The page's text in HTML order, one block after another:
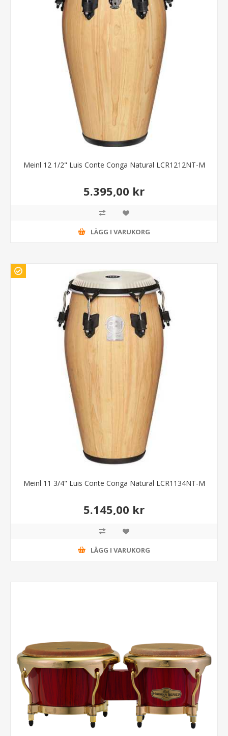
Meinl 12 1/2" Luis Conte Conga Natural LCR1212NT-M
5.395,00 kr
LÄGG I VARUKORG
Meinl 11 3/4" Luis Conte Conga Natural LCR1134NT-M
5.145,00 kr
LÄGG I VARUKORG